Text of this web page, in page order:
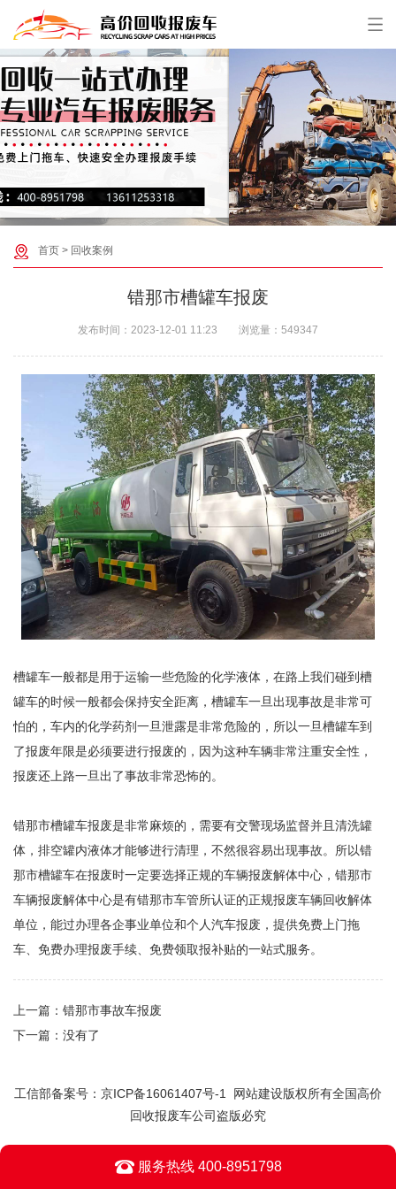
首页 > 回收案例
错那市槽罐车报废
发布时间： 2023-12-01 11:23 浏览量： 549347
槽罐车一般都是用于运输一些危险的化学液体，在路上我们碰到槽
罐车的时候一般都会保持安全距离，槽罐车一旦出现事故是非常可
怕的，车内的化学药剂一旦泄露是非常危险的，所以一旦槽罐车到
了报废年限是必须要进行报废的，因为这种车辆非常注重安全性，
报废还上路一旦出了事故非常恐怖的。
错那市槽罐车报废是非常麻烦的，需要有交警现场监督并且清洗罐
体，排空罐内液体才能够进行清理，不然很容易出现事故。所以错
那市槽罐车在报废时一定要选择正规的车辆报废解体中心，错那市
车辆报废解体中心是有错那市车管所认证的正规报废车辆回收解体
单位，能过办理各企事业单位和个人汽车报废，提供免费上门拖
车、免费办理报废手续、免费领取报补贴的一站式服务。
上一篇： 错那市事故车报废
下一篇： 没有了
工信部备案号： 京ICP备16061407号-1 网站建设版权所有全国高价
回收报废车公司盗版必究
服务热线 400-8951798